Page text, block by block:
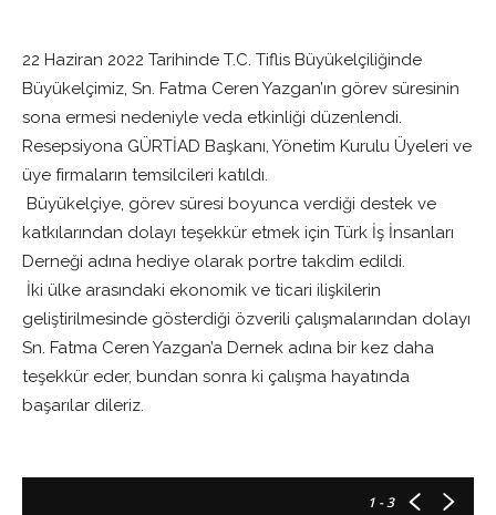
22 Haziran 2022 Tarihinde T.C. Tiflis Büyükelçiliğinde
Büyükelçimiz, Sn. Fatma Ceren Yazgan’ın görev süresinin
sona ermesi nedeniyle veda etkinliği düzenlendi.
Resepsiyona GÜRTİAD Başkanı, Yönetim Kurulu Üyeleri ve
üye firmaların temsilcileri katıldı.
Büyükelçiye, görev süresi boyunca verdiği destek ve
katkılarından dolayı teşekkür etmek için Türk İş İnsanları
Derneği adına hediye olarak portre takdim edildi.
İki ülke arasındaki ekonomik ve ticari ilişkilerin
geliştirilmesinde gösterdiği özverili çalışmalarından dolayı
Sn. Fatma Ceren Yazgan’a Dernek adına bir kez daha
teşekkür eder, bundan sonra ki çalışma hayatında
başarılar dileriz.
1 - 3